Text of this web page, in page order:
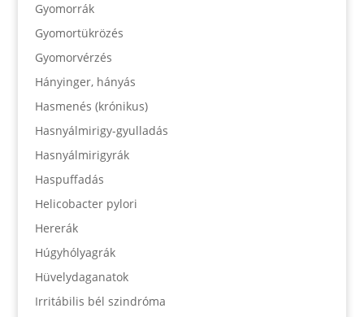
Gyomorrák
Gyomortükrözés
Gyomorvérzés
Hányinger, hányás
Hasmenés (krónikus)
Hasnyálmirigy-gyulladás
Hasnyálmirigyrák
Haspuffadás
Helicobacter pylori
Hererák
Húgyhólyagrák
Hüvelydaganatok
Irritábilis bél szindróma